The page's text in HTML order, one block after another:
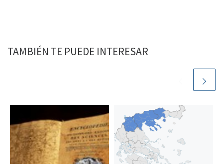
TAMBIÉN TE PUEDE INTERESAR